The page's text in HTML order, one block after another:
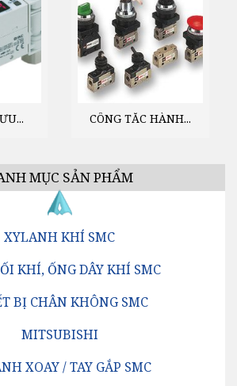
CÔNG TẮC HÀNH...
MỤC SẢN PHẨM
XYLANH KHÍ SMC
KHÍ, ỐNG DÂY KHÍ SMC
BỊ CHÂN KHÔNG SMC
MITSUBISHI
XOAY / TAY GẮP SMC